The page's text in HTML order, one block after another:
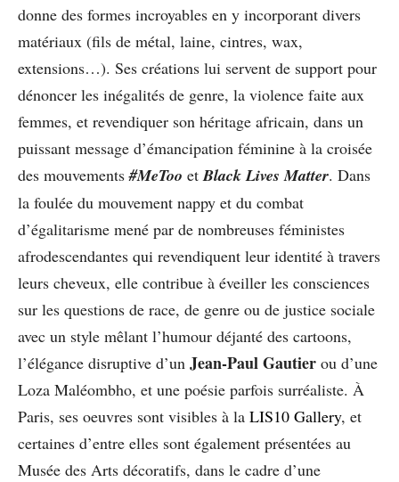
donne des formes incroyables en y incorporant divers
matériaux (fils de métal, laine, cintres, wax,
extensions…). Ses créations lui servent de support pour
dénoncer les inégalités de genre, la violence faite aux
femmes, et revendiquer son héritage africain, dans un
puissant message d’émancipation féminine à la croisée
des mouvements #MeToo etBlack Lives Matter. Dans
la foulée du mouvement nappy et du combat
d’égalitarisme mené par de nombreuses féministes
afrodescendantes qui revendiquent leur identité à travers
leurs cheveux, elle contribue à éveiller les consciences
sur les questions de race, de genre ou de justice sociale
avec un style mêlant l’humour déjanté des cartoons,
l’élégance disruptive d’un Jean-Paul Gautier ou d’une
Loza Maléombho, et une poésie parfois surréaliste. À
Paris, ses oeuvres sont visibles à la LIS10 Gallery, et
certaines d’entre elles sont également présentées au
Musée des Arts décoratifs, dans le cadre d’une